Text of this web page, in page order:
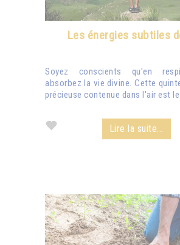
Les énergies subtiles
Soyez conscients qu'en
absorbez la vie divine. Cette
précieuse contenue dans l'air est le
Lire la suite...